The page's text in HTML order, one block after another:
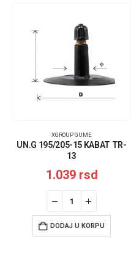
XGROUP GUME
UN.G 195/205-15 KABAT TR-
13
1.039 rsd
DODAJ U KORPU